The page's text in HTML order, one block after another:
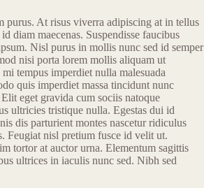
purus. At risus viverra adipiscing at in tellus
diam maecenas. Suspendisse faucibus
Nisl purus in mollis nunc sed id semper
nisi porta lorem mollis aliquam ut
tempus imperdiet nulla malesuada
quis imperdiet massa tincidunt nunc
eget gravida cum sociis natoque
ultricies tristique nulla. Egestas dui id
dis parturient montes nascetur ridiculus
Feugiat nisl pretium fusce id velit ut.
tortor at auctor urna. Elementum sagittis
ultrices in iaculis nunc sed. Nibh sed